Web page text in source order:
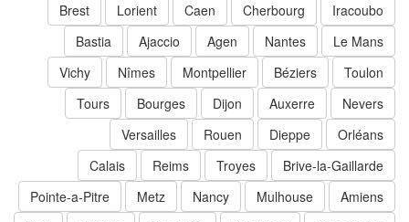
Iracoubo
Cherbourg
Caen
Lorient
Brest
Le Mans
Nantes
Agen
Ajaccio
Bastia
Toulon
Béziers
Montpellier
Nîmes
Vichy
Nevers
Auxerre
Dijon
Bourges
Tours
Orléans
Dieppe
Rouen
Versailles
Brive-la-Gaillarde
Troyes
Reims
Calais
Amiens
Mulhouse
Nancy
Metz
Pointe-a-Pitre